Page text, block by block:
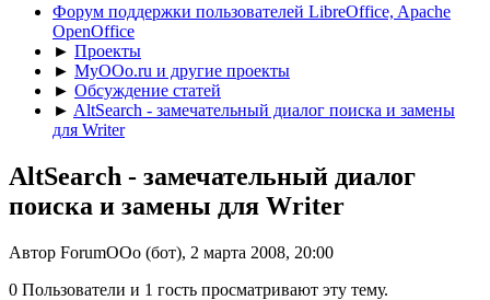
Форум поддержки пользователей LibreOffice, Apache
OpenOffice
► Проекты
► MyOOo.ru и другие проекты
► Обсуждение статей
► AltSearch - замечательный диалог поиска и замены
для Writer
AltSearch - замечательный диалог
поиска и замены для Writer
Автор ForumOOo (бот), 2 марта 2008, 20:00
0 Пользователи и 1 гость просматривают эту тему.